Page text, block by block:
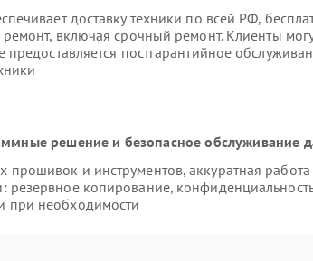
доставку техники по всей РФ,
включая срочный ремонт. Клиенты
предоставляется постгарантийное
решение и безопасное обслуживание
и инструментов, аккуратная работа
резервное копирование,
при необходимости